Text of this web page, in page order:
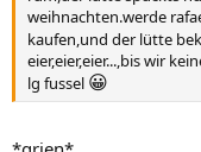
weihnachten.werde
kaufen,und der lütte
eier,eier,eier...,bis wir
lg fussel 😀